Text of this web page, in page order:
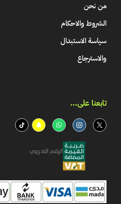
من نحن
الشروط والاحكام
سياسة الاستبدال
والاسترجاع
تابعنا على...​
الرقم الضريبي